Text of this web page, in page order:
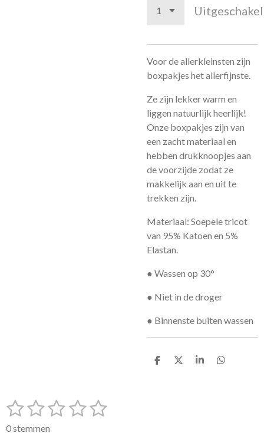
Voor de allerkleinsten zijn
boxpakjes het allerfijnste.
Ze zijn lekker warm en
liggen natuurlijk heerlijk!
Onze boxpakjes zijn van
een zacht materiaal en
hebben drukknoopjes aan
de voorzijde zodat ze
makkelijk aan en uit te
trekken zijn.
Materiaal: Soepele tricot
van 95% Katoen en 5%
Elastan.
● Wassen op 30°
● Niet in de droger
● Binnenste buiten wassen
D
D
S
D
R
a
1
s
2
s
3
s
4 5
S
0 stemmen